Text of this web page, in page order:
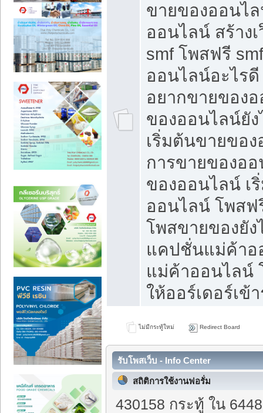
ขายของออนไ
ออนไลน์ สร้าง
smf โพสฟรี
ออนไลน์อะไร
อยากขายของ
ของออนไลน์ยั
เริ่มต้นขายของ
การขายของอ
ของออนไลน์ เ
ออนไลน์ โพส
โพสขายของยัง
แคปชั่นแม่ค้า
แม่ค้าออนไลน์
ให้ออร์เดอร์เข้
ไม่มีกระทู้ใหม่ Redirect Board
รับโพสเว็บ - Info Center
สถิติการใช้งานฟอรั่ม
430158 กระทู้ ใน